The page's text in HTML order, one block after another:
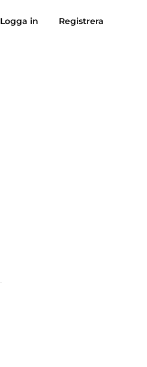
Logga in Registrera